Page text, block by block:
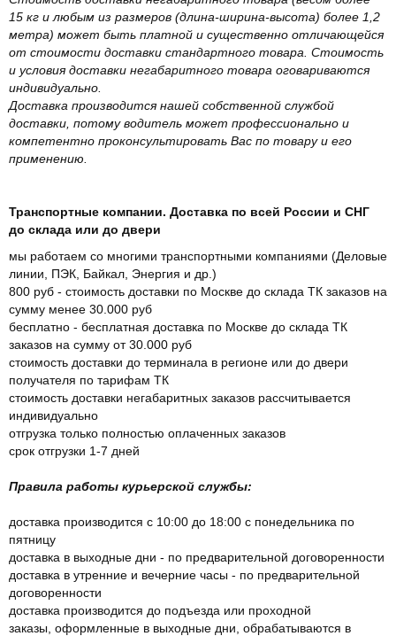
15 кг и любым из размеров (длина-ширина-высота) более 1,2
метра) может быть платной и существенно отличающейся
от стоимости доставки стандартного товара. Стоимость
и условия доставки негабаритного товара оговариваются
индивидуально.
Доставка производится нашей собственной службой
доставки, потому водитель может профессионально и
компетентно проконсультировать Вас по товару и его
применению.
Транспортные компании. Доставка по всей России и СНГ
до склада или до двери
мы работаем со многими транспортными компаниями (Деловые
линии, ПЭК, Байкал, Энергия и др.)
800 руб - стоимость доставки по Москве до склада ТК заказов на
сумму менее 30.000 руб
бесплатно - бесплатная доставка по Москве до склада ТК
заказов на сумму от 30.000 руб
стоимость доставки до терминала в регионе или до двери
получателя по тарифам ТК
стоимость доставки негабаритных заказов рассчитывается
индивидуально
отгрузка только полностью оплаченных заказов
срок отгрузки 1-7 дней
Правила работы курьерской службы:
доставка производится с 10:00 до 18:00 с понедельника по
пятницу
доставка в выходные дни - по предварительной договоренности
доставка в утренние и вечерние часы - по предварительной
договоренности
доставка производится до подъезда или проходной
заказы, оформленные в выходные дни, обрабатываются в